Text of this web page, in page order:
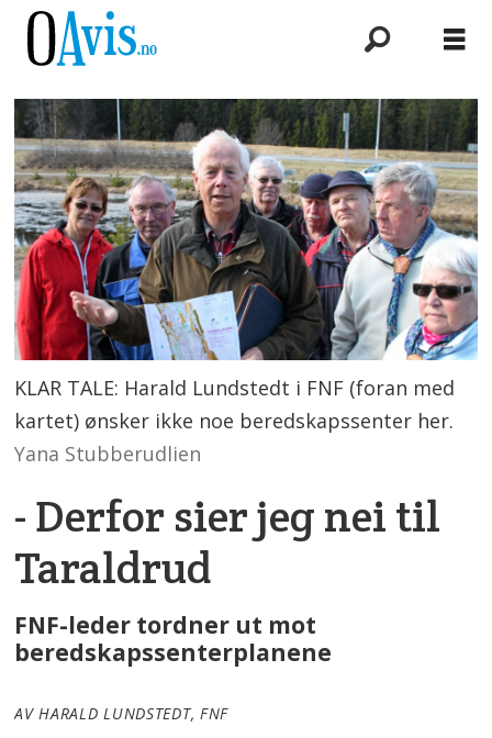
KLAR TALE: Harald Lundstedt i FNF (foran med
kartet) ønsker ikke noe beredskapssenter her.
Yana Stubberudlien
- Derfor sier jeg nei til
Taraldrud
FNF-leder tordner ut mot
beredskapssenterplanene
AV HARALD LUNDSTEDT, FNF